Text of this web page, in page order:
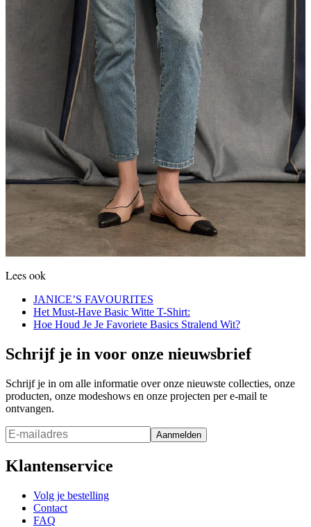
Lees ook
JANICE’S FAVOURITES
Het Must-Have Basic Witte T-Shirt:
Hoe Houd Je Je Favoriete Basics Stralend Wit?
Schrijf je in voor onze nieuwsbrief
Schrijf je in om alle informatie over onze nieuwste collecties, onze
producten, onze modeshows en onze projecten per e-mail te
ontvangen.
Aanmelden
Klantenservice
Volg je bestelling
Contact
FAQ